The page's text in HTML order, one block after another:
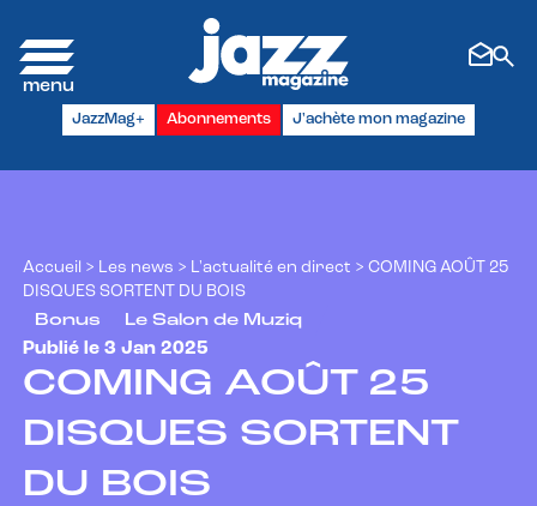
JazzMag+ Abonnements J'achète mon magazine
Accueil > Les news > L'actualité en direct > COMING AOÛT 25
DISQUES SORTENT DU BOIS
Bonus
Le Salon de Muziq
Publié le 3 Jan 2025
COMING AOÛT 25
DISQUES SORTENT
DU BOIS